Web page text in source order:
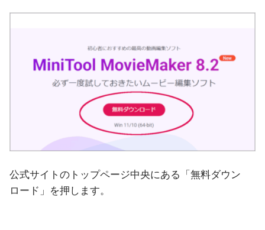
公式サイトのトップページ中央にある「無料ダウン
ロード」を押します。